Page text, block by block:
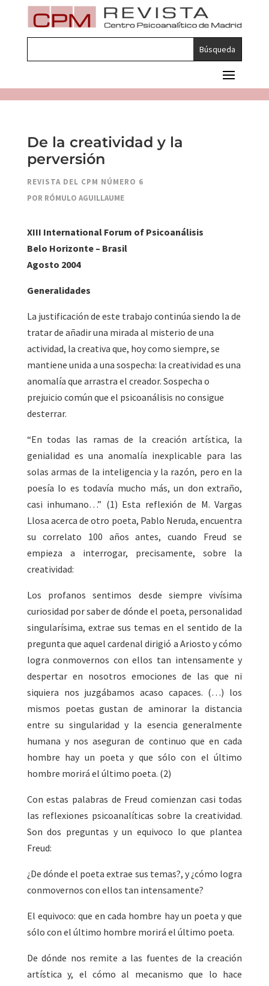
De la creatividad y la
perversión
REVISTA DEL CPM NÚMERO 6
POR RÓMULO AGUILLAUME
XIII International Forum of Psicoanálisis
Belo Horizonte – Brasil
Agosto 2004
Generalidades
La justificación de este trabajo continúa siendo la de
tratar de añadir una mirada al misterio de una
actividad, la creativa que, hoy como siempre, se
mantiene unida a una sospecha: la creatividad es una
anomalía que arrastra el creador. Sospecha o
prejuicio común que el psicoanálisis no consigue
desterrar.
“En todas las ramas de la creación artística, la
genialidad es una anomalía inexplicable para las
solas armas de la inteligencia y la razón, pero en la
poesía lo es todavía mucho más, un don extraño,
casi inhumano…” (1) Esta reflexión de M. Vargas
Llosa acerca de otro poeta, Pablo Neruda, encuentra
su correlato 100 años antes, cuando Freud se
empieza a interrogar, precisamente, sobre la
creatividad:
Los profanos sentimos desde siempre vivísima
curiosidad por saber de dónde el poeta, personalidad
singularísima, extrae sus temas en el sentido de la
pregunta que aquel cardenal dirigió a Ariosto y cómo
logra conmovernos con ellos tan intensamente y
despertar en nosotros emociones de las que ni
siquiera nos juzgábamos acaso capaces. (…) los
mismos poetas gustan de aminorar la distancia
entre su singularidad y la esencia generalmente
humana y nos aseguran de continuo que en cada
hombre hay un poeta y que sólo con el último
hombre morirá el último poeta. (2)
Con estas palabras de Freud comienzan casi todas
las reflexiones psicoanalíticas sobre la creatividad.
Son dos preguntas y un equivoco lo que plantea
Freud:
¿De dónde el poeta extrae sus temas?, y ¿cómo logra
conmovernos con ellos tan intensamente?
El equivoco: que en cada hombre hay un poeta y que
sólo con el último hombre morirá el último poeta.
De dónde nos remite a las fuentes de la creación
artística y, el cómo al mecanismo que lo hace